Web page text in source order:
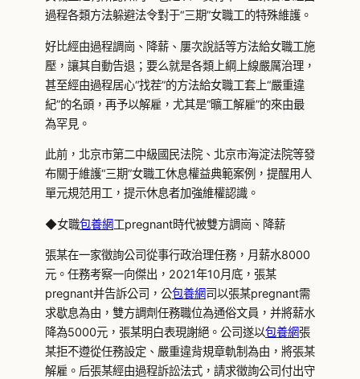
過程各類方法躲避法令對于“三期”女職工的特殊維護。
好比經由過程調崗、降薪、屢次說話等方法給女職工施
壓，讓其自動告退；要么就是各類上綱上線嚴厲治理，
甚至經由過程居心“找茬”的方法給女職工套上“嚴重違
紀”的名頭，再予以解雇，尤其是“曠工解雇”的來由最
為罕見。
此前，北京市第二中級國民法院、北京市海淀法院等發
布關于維護“三期”女職工休息權益典範案例，提醒用人
單元規范用工，提示休息者加強維權認識。
◆女職包養網工pregnant時代被雙方調崗、降薪
張某在一家徵詢公司從事行政治理任務，月薪水8000
元。任務考察一向傑出，2021年10月底，張某
pregnant并告訴公司，公包養網司以張某pregnant需
求歇息為由，雙方調劑任務職位為通俗文員，并將薪水
降為5000元，張某明白表現謝絕。公司遂以包養網張
某拒不遵從任務設定、嚴重違背規章軌制為由，將張某
解雇。后張某經由過程訴訟法式，請求徵詢公司付出守